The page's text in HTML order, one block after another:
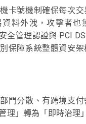
卡號機制確保每次
料外洩，攻擊者也
全管理認證與 PCI
保障系統整體資安
門分散、有跨境支
理」轉為「即時治理